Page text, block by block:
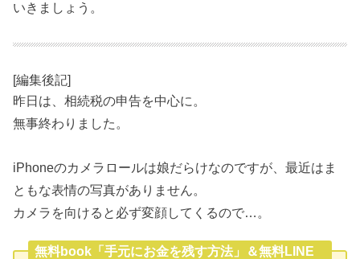
いきましょう。
[編集後記]
昨日は、相続税の申告を中心に。
無事終わりました。
iPhoneのカメラロールは娘だらけなのですが、最近はま
ともな表情の写真がありません。
カメラを向けると必ず変顔してくるので…。
無料book「手元にお金を残す方法」＆無料LINE